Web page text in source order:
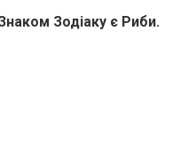
Зодіаку є Риби.